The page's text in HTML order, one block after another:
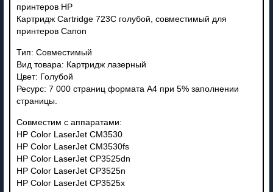
принтеров HP
Картридж Cartridge 723C голубой, совместимый для
принтеров Canon
Тип: Совместимый
Вид товара: Картридж лазерный
Цвет: Голубой
Ресурс: 7 000 страниц формата А4 при 5% заполнении
страницы.
Совместим с аппаратами:
HP Color LaserJet CM3530
HP Color LaserJet CM3530fs
HP Color LaserJet CP3525dn
HP Color LaserJet CP3525n
HP Color LaserJet CP3525x